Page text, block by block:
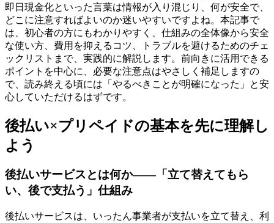
即日現金化といった言葉は情報が入り混じり、何が安全で、
どこに注意すればよいのか迷いやすいですよね。本記事で
は、初心者の方にもわかりやすく、仕組みの全体像から安全
な使い方、費用を抑えるコツ、トラブルを避けるためのチェ
ックリストまで、実践的に解説します。前向きに活用できる
ポイントを中心に、必要な注意点はやさしく補足しますの
で、読み終える頃には「やるべきことが明確になった」と安
心していただけるはずです。
後払い×プリペイドの基本を先に理解し
よう
後払いサービスとは何か——「立て替えてもら
い、後で支払う」仕組み
後払いサービスは、いったん事業者が支払いを立て替え、利